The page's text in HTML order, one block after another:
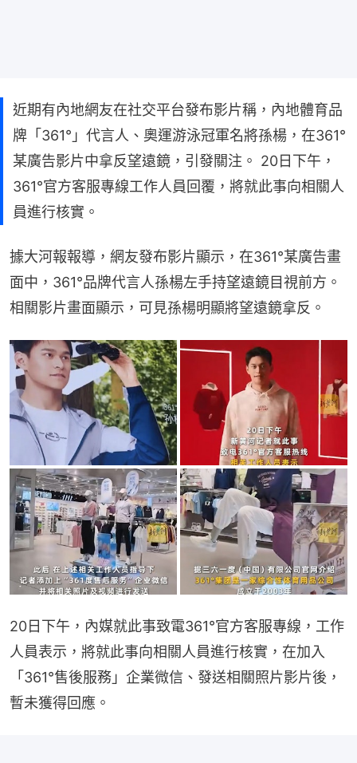
近期有內地網友在社交平台發布影片稱，內地體育品
牌「361°」代言人、奧運游泳冠軍名將孫楊，在361°
某廣告影片中拿反望遠鏡，引發關注。 20日下午，
361°官方客服專線工作人員回覆，將就此事向相關人
員進行核實。
據大河報報導，網友發布影片顯示，在361°某廣告畫
面中，361°品牌代言人孫楊左手持望遠鏡目視前方。
相關影片畫面顯示，可見孫楊明顯將望遠鏡拿反。
20日下午，內媒就此事致電361°官方客服專線，工作
人員表示，將就此事向相關人員進行核實，在加入
「361°售後服務」企業微信、發送相關照片影片後，
暫未獲得回應。